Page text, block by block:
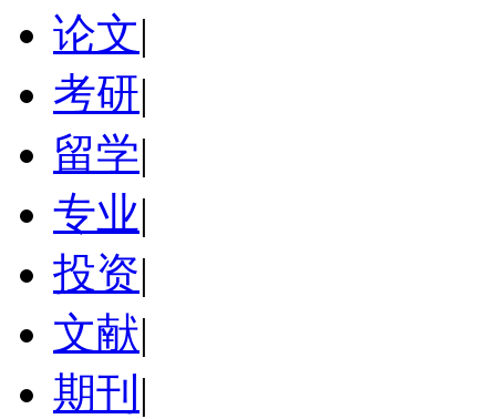
论文|
考研|
留学|
专业|
投资|
文献|
期刊 |